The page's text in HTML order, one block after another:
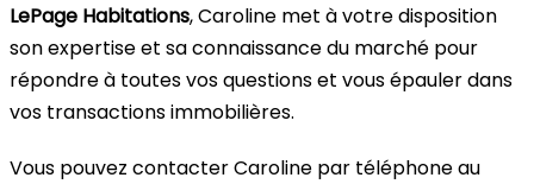
LePage Habitations, Caroline met à votre disposition
son expertise et sa connaissance du marché pour
répondre à toutes vos questions et vous épauler dans
vos transactions immobilières.
Vous pouvez contacter Caroline par téléphone au